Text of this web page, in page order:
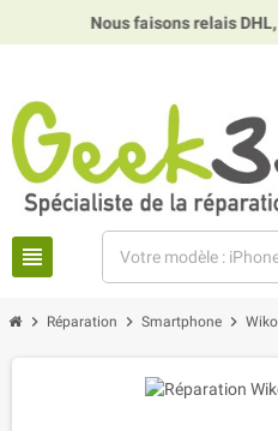
Nous faisons relais DHL, GLS et
view_headline
chevron_right Réparation chevron_right Smartphone chevron_right Wiko